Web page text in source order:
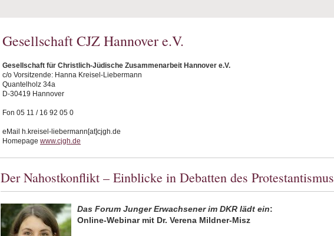
Gesellschaft CJZ Hannover e.V.
Gesellschaft für Christlich-Jüdische Zusammenarbeit Hannover e.V.
c/o Vorsitzende: Hanna Kreisel-Liebermann
Quantelholz 34a
D-30419 Hannover
Fon 05 11 / 16 92 05 0
eMail h.kreisel-liebermann[at]cjgh.de
Homepage www.cjgh.de
Der Nahostkonflikt – Einblicke in Debatten des Protestantismus
Das Forum Junger Erwachsener im DKR lädt ein:
Online-Webinar mit Dr. Verena Mildner-Misz